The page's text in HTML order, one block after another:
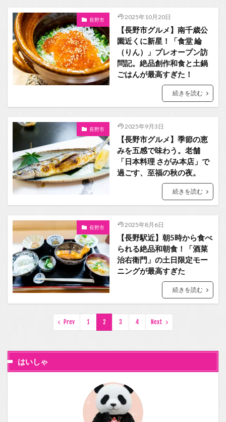
長野市 2025年10月20日
【長野市グルメ】南千歳公
園近くに新星！「食堂 綸
（りん）」プレオープン訪
問記。絶品創作和食と土鍋
ごはんが最高すぎた！
続きを読む
長野市 2025年9月3日
【長野市グルメ】季節の恵
みを五感で味わう。老舗
「日本料理 さがみ本店」で
過ごす、至福の秋の夜。
続きを読む
長野市 2025年8月6日
【長野駅近】朝5時から食べ
られる絶品和朝食！「酒菜
治右衛門」の土日限定モー
ニングが最高すぎた
続きを読む
Prev 1 2 3 4 Next
はいしゃ